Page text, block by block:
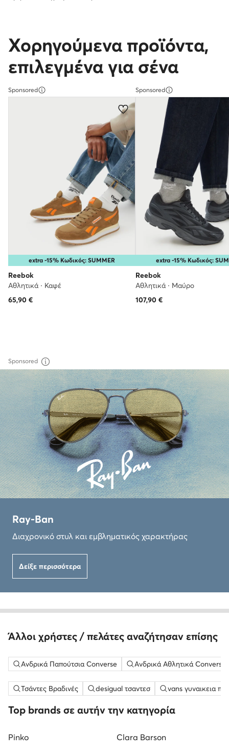
Χορηγούμενα προϊόντα,
επιλεγμένα για σένα
Sponsored
extra -15% Κωδικός: SUMMER
Reebok
Αθλητικά · Καφέ
65,90 €
Sponsored
extra -15% Κωδικός:
Reebok
Αθλητικά · Μαύρο
107,90€
Sponsored
Ray-Ban
Διαχρονικό στυλ και εμβληματικός χαρακτήρας
Δείξε περισσότερα
Άλλοι χρήστες / πελάτες αναζήτησαν επίσης
Ανδρικά Παπούτσια Converse Ανδρικά Αθλητικά Converse
Τσάντες Βραδινές desigual τσαντεσ vans γυναικεια
Top brands σε αυτήν την κατηγορία
Pinko Clara Barson